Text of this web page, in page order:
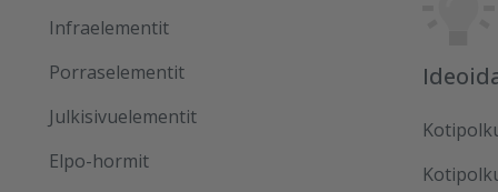
Infraelementit
Porraselementit
Julkisivuelementit
Elpo-hormit